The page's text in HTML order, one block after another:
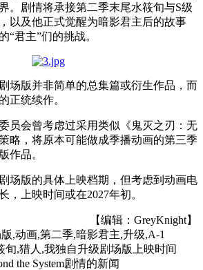
。剧情将承接第二季末尾水筱旬与S级
以及他正式觉醒为暗影君主后的故事
“君主”们的挑战。
场版并非简单的总集篇或衍生作品，而
正统续作。
员会曾考虑过采用类似《鬼灭之刃：无
略，将原本可能做成季播动画的第三季
作品。
场版的具体上映档期，但考虑到动画电
，上映时间或在2027年初。
【编辑：GreyKnight】
,动画,第二季,暗影君主,升级,A-1
旬,猎人,我独自升级剧场版上映时间
the System剧情的新闻